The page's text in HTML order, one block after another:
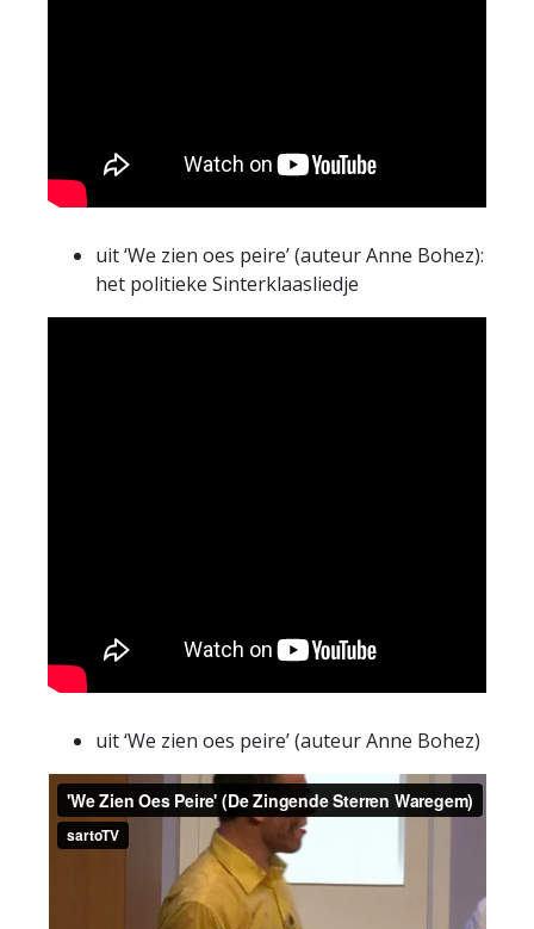
uit ‘We zien oes peire’ (auteur Anne Bohez):
het politieke Sinterklaasliedje
uit ‘We zien oes peire’ (auteur Anne Bohez)